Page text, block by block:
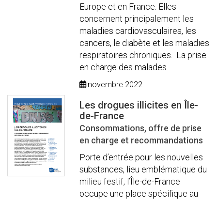
Europe et en France. Elles
concernent principalement les
maladies cardiovasculaires, les
cancers, le diabète et les maladies
respiratoires chroniques. La prise
en charge des malades ...
novembre 2022
Les drogues illicites en Île-
de-France
Consommations, offre de prise
en charge et recommandations
Porte d’entrée pour les nouvelles
substances, lieu emblématique du
milieu festif, l’Île-de-France
occupe une place spécifique au